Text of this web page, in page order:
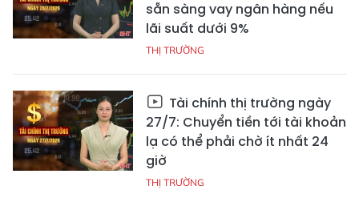
sẵn sàng vay ngân hàng nếu
lãi suất dưới 9%
THỊ TRƯỜNG
Tài chính thị trường ngày
27/7: Chuyển tiền tới tài khoản
lạ có thể phải chờ ít nhất 24
giờ
THỊ TRƯỜNG